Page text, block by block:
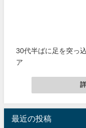
30代半ばに足を突っ
ア
最近の投稿